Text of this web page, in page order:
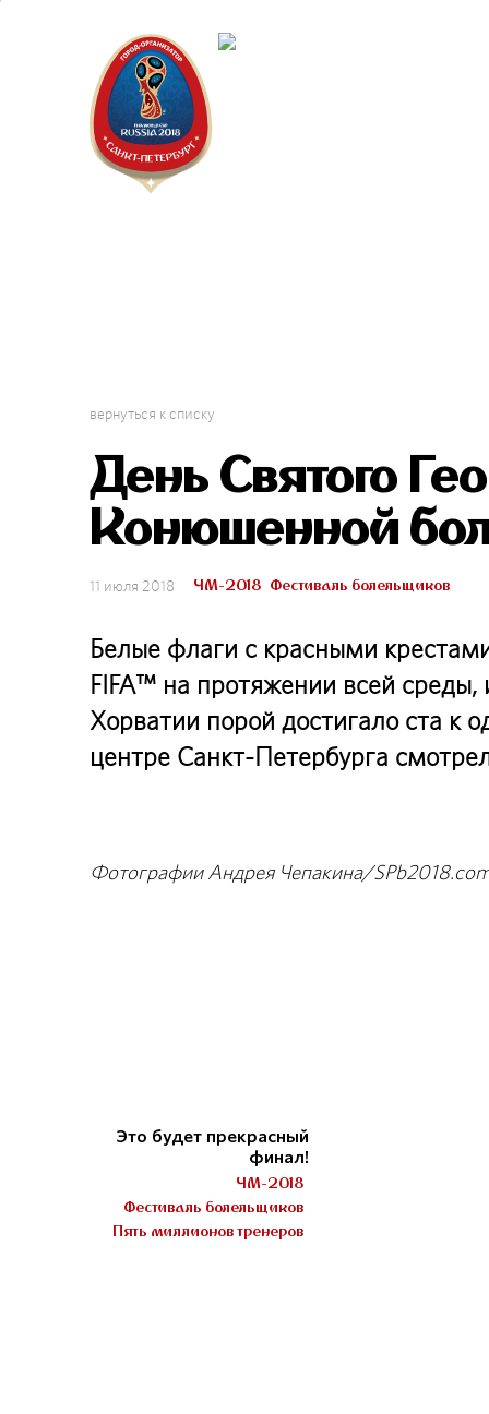
вернуться к списку
День Святого
Конюшенной
11 июля 2018 ЧМ-2018 Фестиваль болельщиков
Белые флаги с красными
FIFA™ на протяжении всей
Хорватии порой достигало ста к
центре Санкт-Петербурга
Фотографии Андрея Чепакина/
Это будет прекрасный
финал!
ЧМ-2018
Фестиваль болельщиков
Пять миллионов тренеров